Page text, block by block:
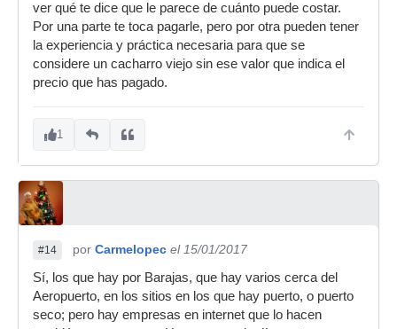
ver qué te dice que le parece de cuánto puede costar.
Por una parte te toca pagarle, pero por otra pueden tener
la experiencia y práctica necesaria para que se
considere un cacharro viejo sin ese valor que indica el
precio que has pagado.
1
#14 por Carmelopec el 15/01/2017
Sí, los que hay por Barajas, que hay varios cerca del
Aeropuerto, en los sitios en los que hay puerto, o puerto
seco; pero hay empresas en internet que lo hacen